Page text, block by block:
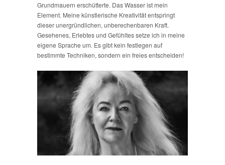
Grundmauern erschütterte. Das Wasser ist mein
Element. Meine künstlerische Kreativität entspringt
dieser unergründlichen, unberechenbaren Kraft.
Gesehenes, Erlebtes und Gefühltes setze ich in meine
eigene Sprache um. Es gibt kein festlegen auf
bestimmte Techniken, sondern ein freies entscheiden!